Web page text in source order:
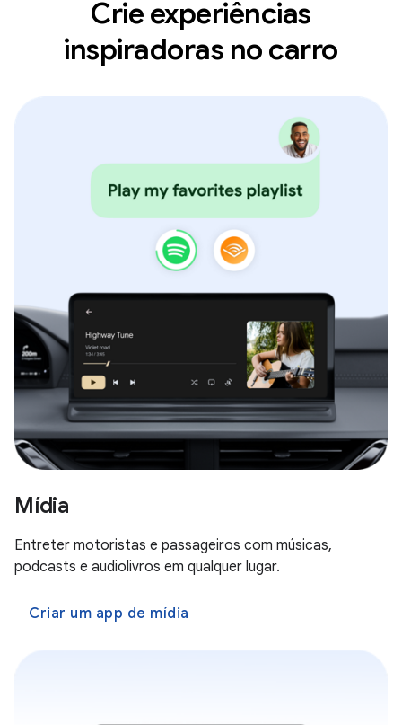
Crie experiências
inspiradoras no carro
Mídia
Entreter motoristas e passageiros com músicas,
podcasts e audiolivros em qualquer lugar.
Criar um app de mídia